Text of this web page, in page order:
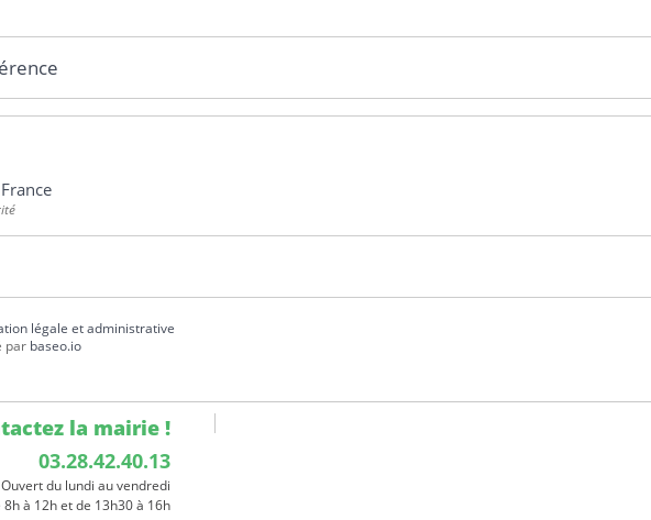
légale et administrative
par baseo.io
la mairie !
03.28.42.40.13
Ouvert du lundi au vendredi
8h à 12h et de 13h30 à 16h